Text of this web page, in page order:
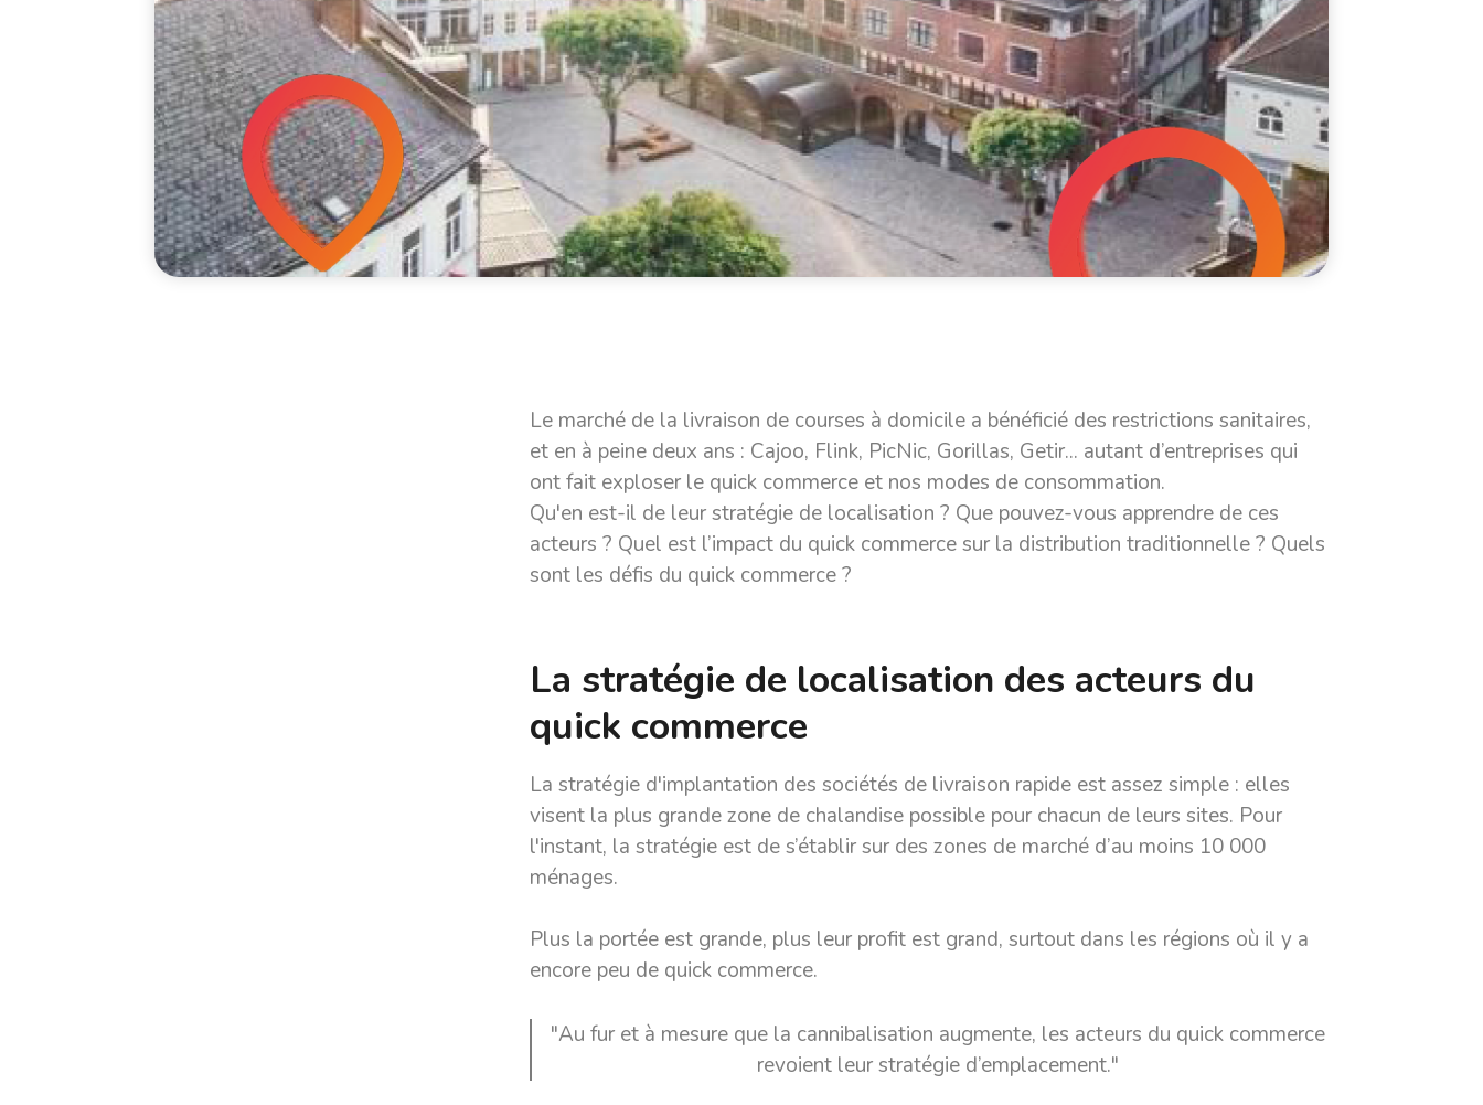
Le marché de la livraison de courses à domicile a bénéficié des restrictions sanitaires,
et en à peine deux ans : Cajoo, Flink, PicNic, Gorillas, Getir... autant d’entreprises qui
ont fait exploser le quick commerce et nos modes de consommation.
Qu'en est-il de leur stratégie de localisation ? Que pouvez-vous apprendre de ces
acteurs ? Quel est l’impact du quick commerce sur la distribution traditionnelle ? Quels
sont les défis du quick commerce ?
La stratégie de localisation des acteurs du
quick commerce
La stratégie d'implantation des sociétés de livraison rapide est assez simple : elles
visent la plus grande zone de chalandise possible pour chacun de leurs sites. Pour
l'instant, la stratégie est de s’établir sur des zones de marché d’au moins 10 000
ménages.
Plus la portée est grande, plus leur profit est grand, surtout dans les régions où il y a
encore peu de quick commerce.
"Au fur et à mesure que la cannibalisation augmente, les acteurs du quick commerce
revoient leur stratégie d’emplacement."